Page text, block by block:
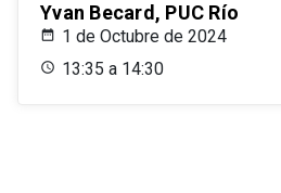
Yvan Becard, PUC Río
1 de Octubre de 2024
13:35 a 14:30